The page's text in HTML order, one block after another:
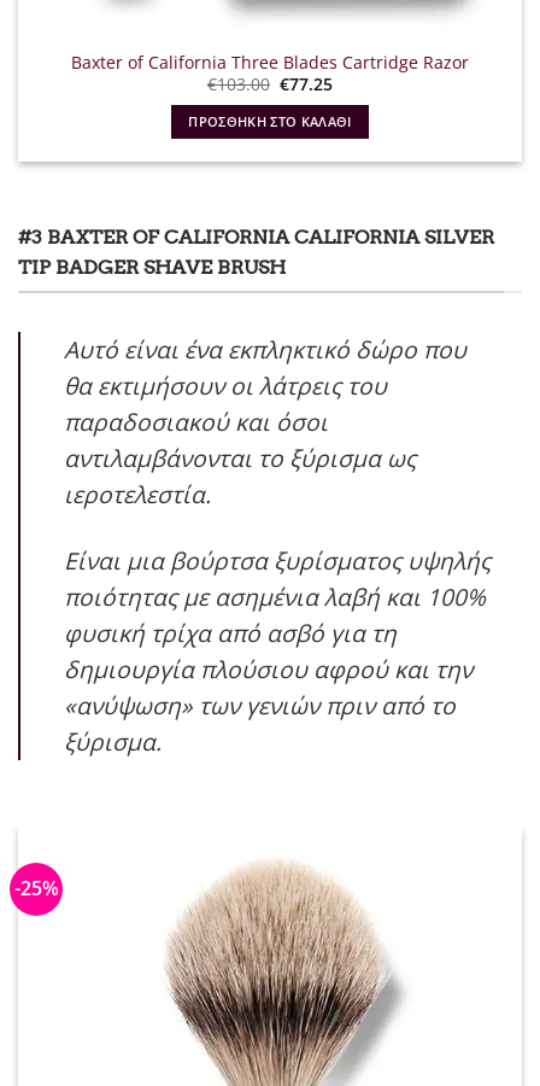
Baxter of California Three Blades Cartridge Razor
€103.00 Original
was:
€103.00.
€77.25Η
τιμή
είναι:
€77.25.
ΠΡΟΣΘΉΚΗ ΣΤΟ ΚΑΛΆΘΙ
#3 BAXTER OF CALIFORNIA CALIFORNIA SILVER
TIP BADGER SHAVE BRUSH
Αυτό είναι ένα εκπληκτικό δώρο που
θα εκτιμήσουν οι λάτρεις του
παραδοσιακού και όσοι
αντιλαμβάνονται το ξύρισμα ως
ιεροτελεστία.
Είναι μια βούρτσα ξυρίσματος υψηλής
ποιότητας με ασημένια λαβή και 100%
φυσική τρίχα από ασβό για τη
δημιουργία πλούσιου αφρού και την
«ανύψωση» των γενιών πριν από το
ξύρισμα.
-25%